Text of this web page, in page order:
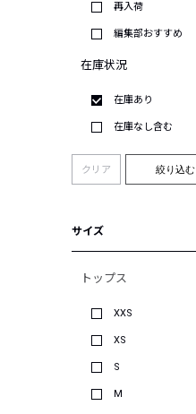
再入荷
編集部おすすめ
在庫状況
在庫あり
在庫なし含む
クリア 絞り込む
サイズ
トップス
XXS
XS
S
M